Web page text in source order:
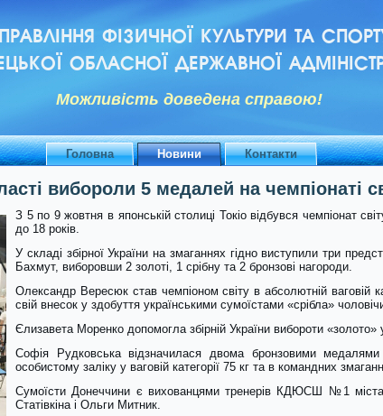
ФІЗИЧНОЇ КУЛЬТУРИ ТА
ОБЛАСНОЇ ДЕРЖАВНОЇ
Можливiсть доведена справою!
Головна Новини Контакти
вибороли 5 медалей на чемпіонаті
З 5 по 9 жовтня в японській столиці Токіо відбувся чемпіонат
до 18 років.
У складі збірної України на змаганнях гідно виступили три
Бахмут, виборовши 2 золоті, 1 срібну та 2 бронзові нагороди.
Олександр Вересюк став чемпіоном світу в абсолютній ваговій
свій внесок у здобуття українськими сумоїстами «срібла»
Єлизавета Моренко допомогла збірній України вибороти «золото»
Софія Рудковська відзначилася двома бронзовими
особистому заліку у ваговій категорії 75 кг та в командних
Сумоїсти Донеччини є вихованцями тренерів КДЮСШ №1
Статівкіна і Ольги Митник.